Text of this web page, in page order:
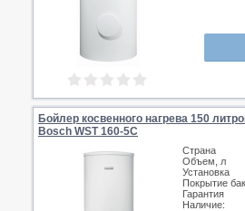
Бойлер косвенного нагрева 150
Bosch WST 160-5C
Страна
Объем, л
Установка
Покрытие
Гарантия
Наличие: